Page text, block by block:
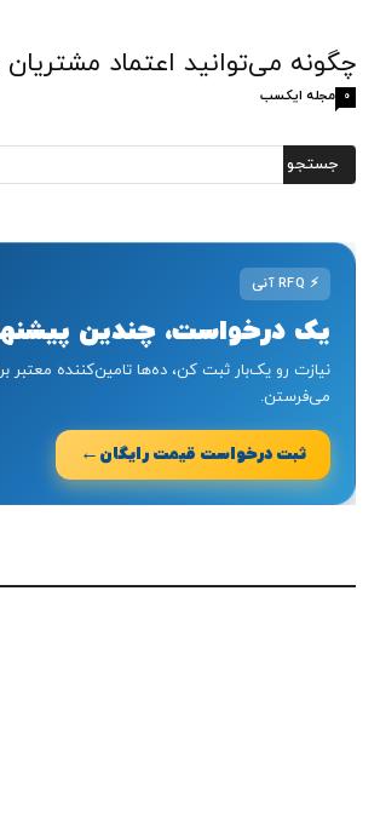
چگونه می‌توانید اعتماد
مجله ایکسب 0
⚡
یک درخواست، چندین
نیازت رو یک‌بار ثبت کن، ده‌ها تامین‌کننده معتبر
می‌فرستن.
ثبت درخواست قیمت رایگان ←